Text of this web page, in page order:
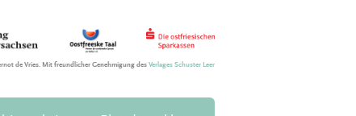
de Vries. Mit freundlicher Genehmigung desVerlages Schuster Leer